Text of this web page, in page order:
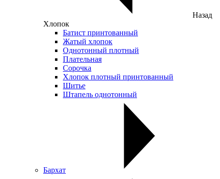
Назад
Хлопок
Батист принтованный
Жатый хлопок
Однотонный плотный
Плательная
Сорочка
Хлопок плотный принтованный
Шитье
Штапель однотонный
Бархат